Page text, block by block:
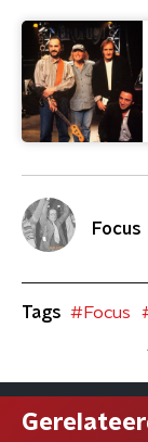
Focus
Tags #Focus